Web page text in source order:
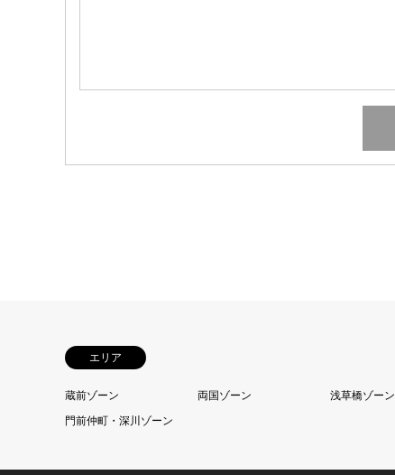
エリア
蔵前ゾーン 両国ゾーン 浅草橋ゾーン
門前仲町・深川ゾーン